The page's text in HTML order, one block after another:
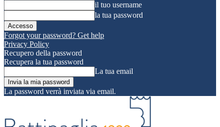
il tuo username
la tua password
Forgot your password? Get help
Privacy Policy
Recupero della password
Recupera la tua password
La tua email
La password verrà inviata via email.